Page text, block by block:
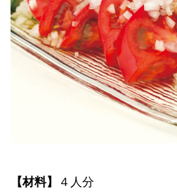
【材料】
４人分